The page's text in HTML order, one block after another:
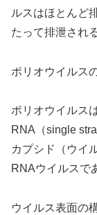
ルスはほとんど
たって排泄され
ポリオウイルス
ポリオウイルス
RNA（single
カプシド（ウイ
RNAウイルスで
ウイルス表面の